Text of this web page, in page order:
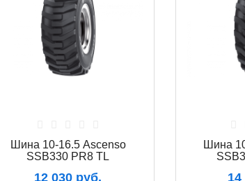
Шина 10-16.5 Ascenso
SSB330 PR8 TL
12 030 руб.
Шина
14